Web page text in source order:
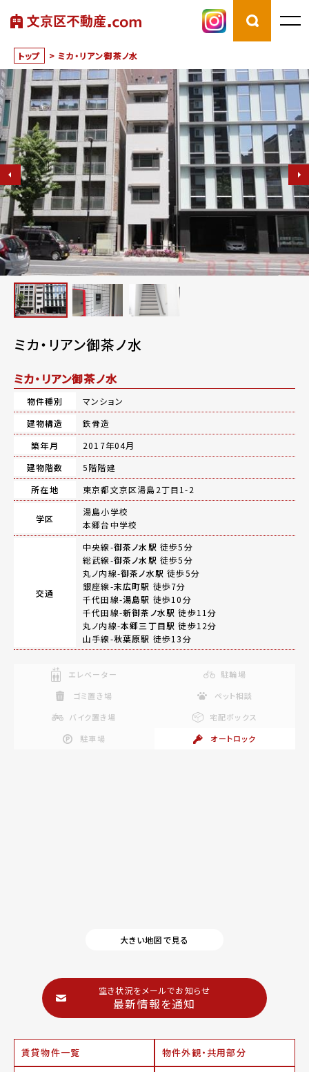
トップ > ミカ・リアン御茶ノ水
ミカ・リアン御茶ノ水
ミカ・リアン御茶ノ水
物件種別
マンション
建物構造
鉄骨造
築年月
2017年04月
建物階数
5階階建
所在地
東京都文京区湯島2丁目1-2
学区
湯島小学校
本郷台中学校
交通
中央線-御茶ノ水駅 徒歩5分
総武線-御茶ノ水駅 徒歩5分
丸ノ内線-御茶ノ水駅 徒歩5分
銀座線-末広町駅 徒歩7分
千代田線-湯島駅 徒歩10分
千代田線-新御茶ノ水駅 徒歩11分
丸ノ内線-本郷三丁目駅 徒歩12分
山手線-秋葉原駅 徒歩13分
エレベーター
駐輪場
ゴミ置き場
ペット相談
バイク置き場
宅配ボックス
駐車場
オートロック
大きい地図で見る
空き状況をメールでお知らせ
最新情報を通知
賃貸物件一覧 物件外観・共用部分